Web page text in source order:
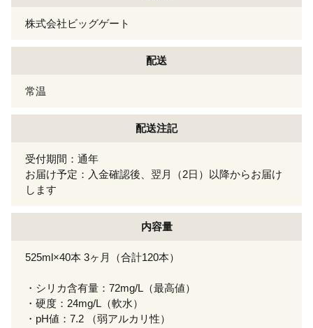
株式会社ビッグゲート
配送
常温
配送注記
受付期間：通年
お届け予定：入金確認後、翌月（2日）以降からお届け
します
内容量
525ml×40本 3ヶ月（合計120本）
・シリカ含有量：72mg/L（最高値）
・硬度：24mg/L（軟水）
・pH値：7.2 （弱アルカリ性）